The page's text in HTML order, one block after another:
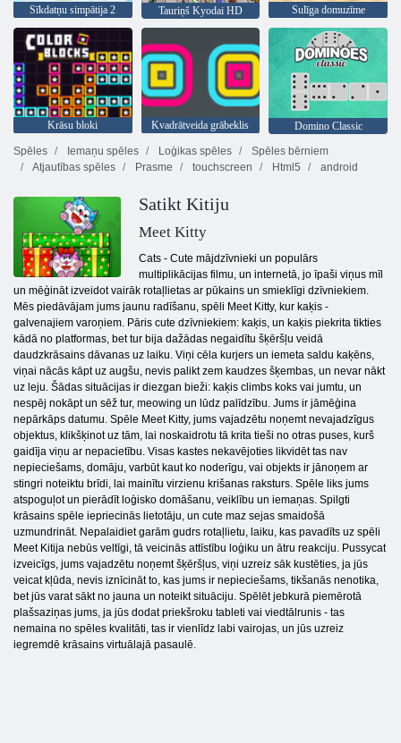
Sīkdatņu simpātija 2 Tauriņš Kyodai HD Sulīga domuzīme
Krāsu bloki Kvadrātveida grābeklis
Domino Classic
Spēles
Iemaņu spēles Loģikas spēles
Spēles bērniem
Atjautības spēles
Prasme touchscreen Html5 android
Satikt Kitiju
Meet Kitty
Cats - Cute mājdzīvnieki un populārs
multiplikācijas filmu, un internetā, jo īpaši viņus mīl
un mēģināt izveidot vairāk rotaļlietas ar pūkains un smieklīgi dzīvniekiem.
Mēs piedāvājam jums jaunu radīšanu, spēli Meet Kitty, kur kaķis -
galvenajiem varoņiem. Pāris cute dzīvniekiem: kaķis, un kaķis piekrita tikties
kādā no platformas, bet tur bija dažādas negaidītu šķēršļu veidā
daudzkrāsains dāvanas uz laiku. Viņi cēla kurjers un iemeta saldu kaķēns,
viņai nācās kāpt uz augšu, nevis palikt zem kaudzes šķembas, un nevar nākt
uz leju. Šādas situācijas ir diezgan bieži: kaķis climbs koks vai jumtu, un
nespēj nokāpt un sēž tur, meowing un lūdz palīdzību. Jums ir jāmēģina
nepārkāps datumu. Spēle Meet Kitty, jums vajadzētu noņemt nevajadzīgus
objektus, klikšķinot uz tām, lai noskaidrotu tā krita tieši no otras puses, kurš
gaidīja viņu ar nepacietību. Visas kastes nekavējoties likvidēt tas nav
nepieciešams, domāju, varbūt kaut ko noderīgu, vai objekts ir jānoņem ar
stingri noteiktu brīdi, lai mainītu virzienu krišanas raksturs. Spēle liks jums
atspoguļot un pierādīt loģisko domāšanu, veiklību un iemaņas. Spilgti
krāsains spēle iepriecinās lietotāju, un cute maz sejas smaidošā
uzmundrināt. Nepalaidiet garām gudrs rotaļlietu, laiku, kas pavadīts uz spēli
Meet Kitija nebūs veltīgi, tā veicinās attīstību loģiku un ātru reakciju. Pussycat
izveicīgs, jums vajadzētu noņemt šķēršļus, viņi uzreiz sāk kustēties, ja jūs
veicat kļūda, nevis iznīcināt to, kas jums ir nepieciešams, tikšanās nenotika,
bet jūs varat sākt no jauna un noteikt situāciju. Spēlēt jebkurā piemērotā
plašsaziņas jums, ja jūs dodat priekšroku tableti vai viedtālrunis - tas
nemaina no spēles kvalitāti, tas ir vienlīdz labi vairojas, un jūs uzreiz
iegremdē krāsains virtuālajā pasaulē.